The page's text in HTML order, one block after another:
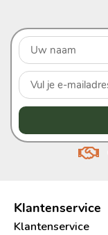
Klantenservice
Klantenservice